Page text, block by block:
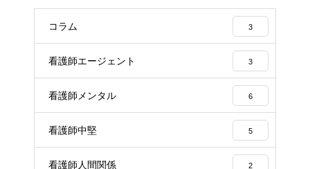
コラム 3
看護師エージェント 3
看護師メンタル 6
看護師中堅 5
看護師人間関係 2